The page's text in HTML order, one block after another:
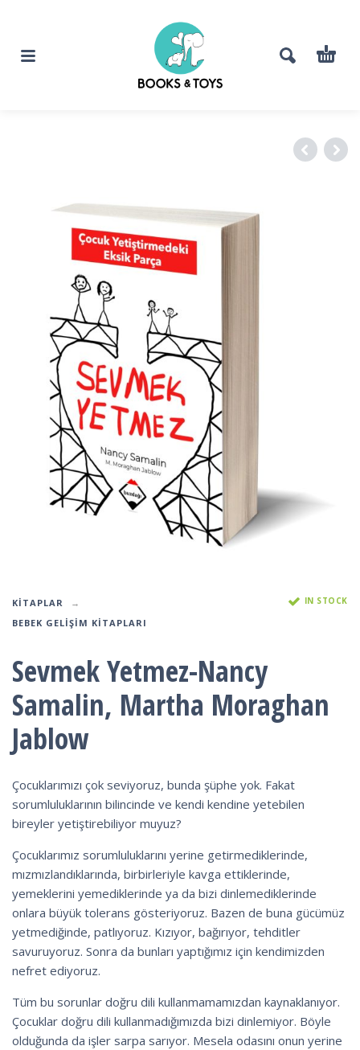
KITAPLAR
BEBEK GELIŞIM KITAPLARI
IN STOCK
Sevmek Yetmez-Nancy
Samalin, Martha Moraghan
Jablow
Çocuklarımızı çok seviyoruz, bunda şüphe yok. Fakat
sorumluluklarının bilincinde ve kendi kendine yetebilen
bireyler yetiştirebiliyor muyuz?
Çocuklarımız sorumluluklarını yerine getirmediklerinde,
mızmızlandıklarında, birbirleriyle kavga ettiklerinde,
yemeklerini yemediklerinde ya da bizi dinlemediklerinde
onlara büyük tolerans gösteriyoruz. Bazen de buna gücümüz
yetmediğinde, patlıyoruz. Kızıyor, bağırıyor, tehditler
savuruyoruz. Sonra da bunları yaptığımız için kendimizden
nefret ediyoruz.
Tüm bu sorunlar doğru dili kullanmamamızdan kaynaklanıyor.
Çocuklar doğru dili kullanmadığımızda bizi dinlemiyor. Böyle
olduğunda da işler sarpa sarıyor. Mesela odasını onun yerine